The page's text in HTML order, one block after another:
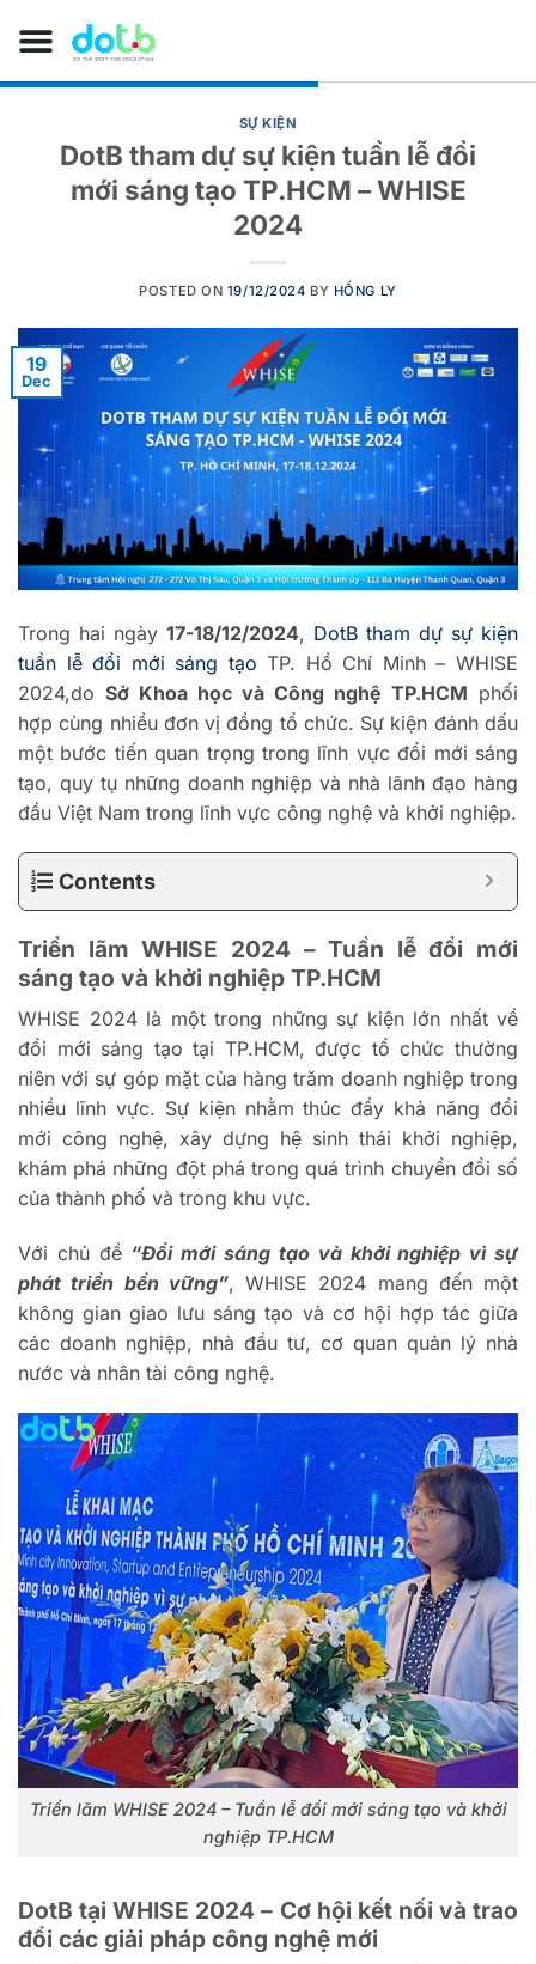
SỰ KIỆN
DotB tham dự sự kiện tuần lễ đổi
mới sáng tạo TP.HCM – WHISE
2024
POSTED ON 19/12/2024 BY HỒNG LY
19
Dec
Trong hai ngày 17-18/12/2024, DotB tham dự sự kiện
tuần lễ đổi mới sáng tạo TP. Hồ Chí Minh – WHISE
2024,do Sở Khoa học và Công nghệ TP.HCM phối
hợp cùng nhiều đơn vị đồng tổ chức. Sự kiện đánh dấu
một bước tiến quan trọng trong lĩnh vực đổi mới sáng
tạo, quy tụ những doanh nghiệp và nhà lãnh đạo hàng
đầu Việt Nam trong lĩnh vực công nghệ và khởi nghiệp.
Contents
Triển lãm WHISE 2024 – Tuần lễ đổi mới
sáng tạo và khởi nghiệp TP.HCM
WHISE 2024 là một trong những sự kiện lớn nhất về
đổi mới sáng tạo tại TP.HCM, được tổ chức thường
niên với sự góp mặt của hàng trăm doanh nghiệp trong
nhiều lĩnh vực. Sự kiện nhằm thúc đẩy khả năng đổi
mới công nghệ, xây dựng hệ sinh thái khởi nghiệp,
khám phá những đột phá trong quá trình chuyển đổi số
của thành phố và trong khu vực.
Với chủ đề “Đổi mới sáng tạo và khởi nghiệp vì sự
phát triển bền vững”, WHISE 2024 mang đến một
không gian giao lưu sáng tạo và cơ hội hợp tác giữa
các doanh nghiệp, nhà đầu tư, cơ quan quản lý nhà
nước và nhân tài công nghệ.
Triển lãm WHISE 2024 – Tuần lễ đổi mới sáng tạo và khởi
nghiệp TP.HCM
DotB tại WHISE 2024 – Cơ hội kết nối và trao
đổi các giải pháp công nghệ mới